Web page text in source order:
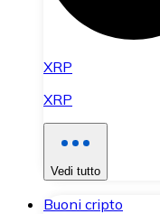
XRP
XRP
Vedi tutto
Buoni cripto